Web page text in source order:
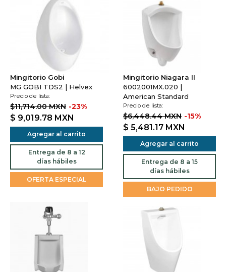
Mingitorio Gobi
MG GOBI TDS2 | Helvex
Precio de lista:
$11,714.00 MXN -23%
$ 9,019.78 MXN
Agregar al carrito
Entrega de 8 a 12
días hábiles
OFERTA ESPECIAL
Mingitorio Niagara II
6002001MX.020 |
American Standard
Precio de lista:
$6,448.44 MXN -15%
$ 5,481.17 MXN
Agregar al carrito
Entrega de 8 a 15
días hábiles
BAJO PEDIDO